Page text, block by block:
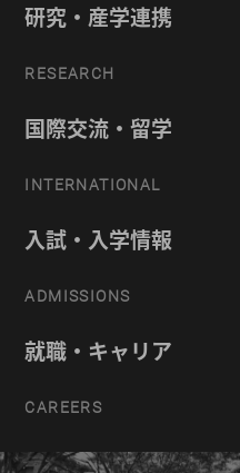
研究・産学連携
RESEARCH
国際交流・留学
INTERNATIONAL
入試・入学情報
ADMISSIONS
就職・キャリア
CAREERS